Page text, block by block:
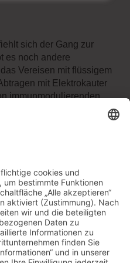
sich der Gang zur
es noch andere
Vereisen mit flüssigem
mit Elektrokauter
immunmodulierenden
die photodynamische
der Lichtbehandlung ein
nötig.